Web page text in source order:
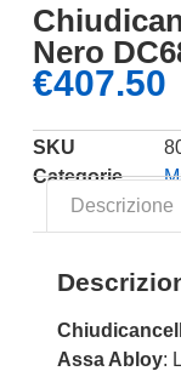
Nero
€407.50
SKU
Categorie
Descrizione
Assa Abloy: